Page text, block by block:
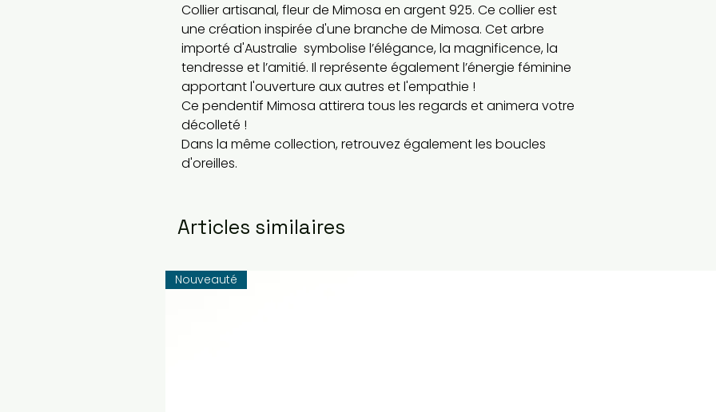
Collier artisanal, fleur de Mimosa en argent 925. Ce collier est
une création inspirée d'une branche de Mimosa. Cet arbre
importé d'Australie symbolise l’élégance, la magnificence, la
tendresse et l’amitié. Il représente également l’énergie féminine
apportant l'ouverture aux autres et l'empathie !
Ce pendentif Mimosa attirera tous les regards et animera votre
décolleté !
Dans la même collection, retrouvez également les boucles
d'oreilles.
Articles similaires
Nouveauté